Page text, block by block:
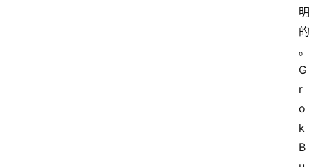
明
的
。
G
r
o
k
B